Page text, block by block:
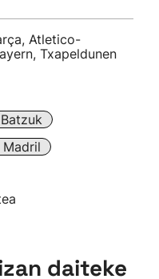
Atletico-
Txapeldunen
Madril
daiteke